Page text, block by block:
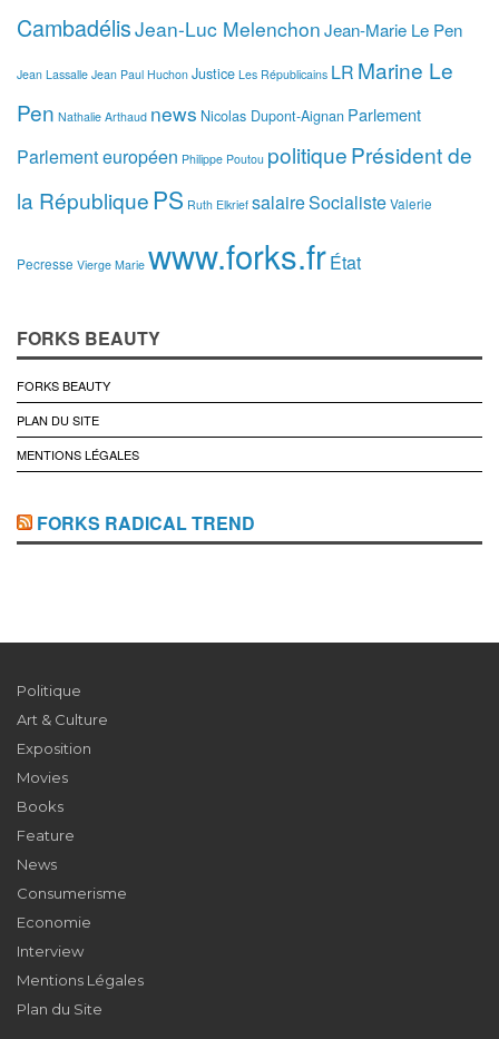
CambadélisJean-Luc MelenchonJean-Marie Le Pen
Jean Lassalle Jean Paul Huchon Justice Les Républicains LR Marine Le
Pen Nathalie Arthaud news Nicolas Dupont-Aignan Parlement
Parlement européen Philippe Poutou politiquePrésident de
la République PS Ruth Elkrief salaireSocialisteValerie
Pecresse Vierge Marie www.forks.frÉtat
FORKS BEAUTY
FORKS BEAUTY
PLAN DU SITE
MENTIONS LÉGALES
FORKS RADICAL TREND
Politique
Art & Culture
Exposition
Movies
Books
Feature
News
Consumerisme
Economie
Interview
Mentions Légales
Plan du Site